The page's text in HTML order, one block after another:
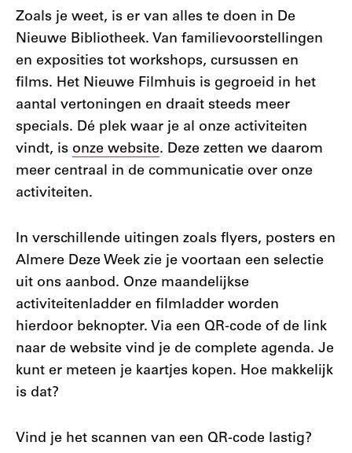
Zoals je weet, is er van alles te doen in De
Nieuwe Bibliotheek. Van familievoorstellingen
en exposities tot workshops, cursussen en
films. Het Nieuwe Filmhuis is gegroeid in het
aantal vertoningen en draait steeds meer
specials. Dé plek waar je al onze activiteiten
vindt, is onze website. Deze zetten we daarom
meer centraal in de communicatie over onze
activiteiten.
In verschillende uitingen zoals flyers, posters en
Almere Deze Week zie je voortaan een selectie
uit ons aanbod. Onze maandelijkse
activiteitenladder en filmladder worden
hierdoor beknopter. Via een QR-code of de link
naar de website vind je de complete agenda. Je
kunt er meteen je kaartjes kopen. Hoe makkelijk
is dat?
Vind je het scannen van een QR-code lastig?